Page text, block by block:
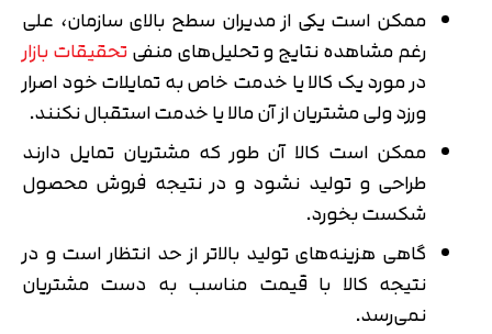
ممکن است یکی از مدیران سطح بالای سازمان، علی
رغم مشاهده نتایج و تحلیل‌های منفیتحقیقات بازار
در مورد یک کالا یا خدمت خاص به تمایلات خود اصرار
ورزد ولی مشتریان از آن مالا یا خدمت استقبال نکنند.
ممکن است کالا آن طور که مشتریان تمایل دارند
طراحی و تولید نشود و در نتیجه فروش محصول
شکست بخورد.
گاهی هزینه‌های تولید بالاتر از حد انتظار است و در
نتیجه کالا با قیمت مناسب به دست مشتریان
نمی‌رسد.